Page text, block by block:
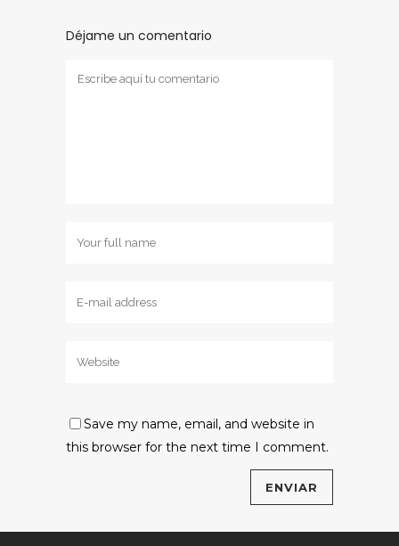
Déjame un comentario
Save my name, email, and website in
this browser for the next time I comment.